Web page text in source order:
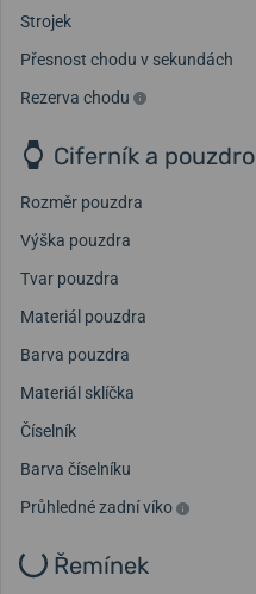
Strojek
Přesnost chodu v sekundách
Rezerva chodu
Ciferník a pouzdro
Rozměr pouzdra
Výška pouzdra
Tvar pouzdra
Materiál pouzdra
Barva pouzdra
Materiál sklíčka
Číselník
Barva číselníku
Průhledné zadní víko
Řemínek